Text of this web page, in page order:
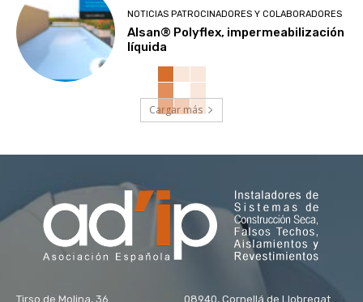
NOTICIAS PATROCINADORES Y COLABORADORES
Alsan® Polyflex, impermeabilización
líquida
Cargar más
Tirso de Molina, 36 08940, Cornellá de Llobregat